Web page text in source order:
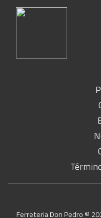
Ferreteria Don Pedro ©